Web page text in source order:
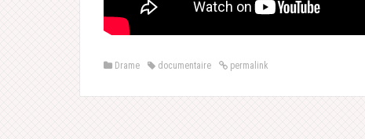
Drame documentaire permalink